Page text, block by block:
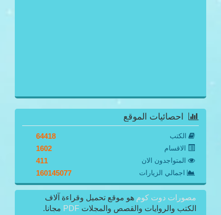
احصائيات الموقع
الكتب 64418
الاقسام 1602
المتواجدون الان 411
اجمالي الزيارات 160145077
مصورات دوت كوم هو موقع تحميل وقراءة آلاف
الكتب والروايات والقصص والمجلات PDF مجانا.